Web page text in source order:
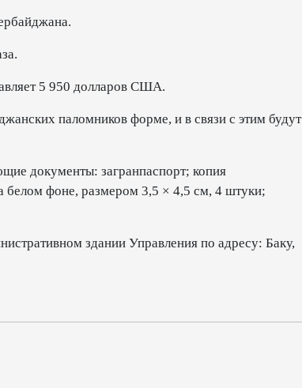
5 950 долларов США.
паломников форме, и в связи с этим будут
документы: загранпаспорт; копия
белом фоне, размером 3,5 × 4,5 см, 4 штуки;
здании Управления по адресу: Баку,